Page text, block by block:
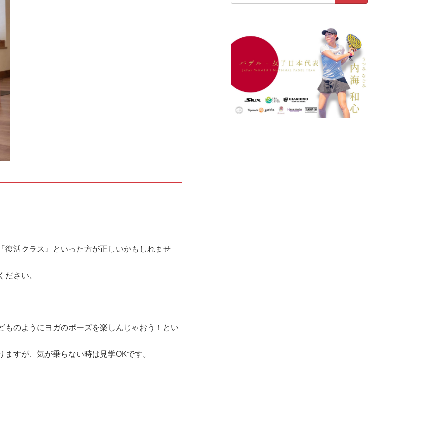
復活クラス』といった方が正しいかもしれませ
ださい。
ものようにヨガのポーズを楽しんじゃおう！とい
すが、気が乗らない時は見学OKです。